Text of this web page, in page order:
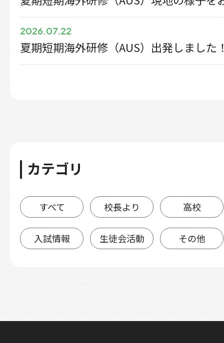
2026.07.22
夏期短期海外研修（AUS）出発しました
カテゴリ
すべて 校長より 高校
入試情報 生徒会活動 その他